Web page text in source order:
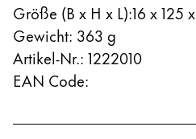
Größe (B x H x L):16 x 125
Gewicht: 363 g
Artikel-Nr.: 1222010
EAN Code: